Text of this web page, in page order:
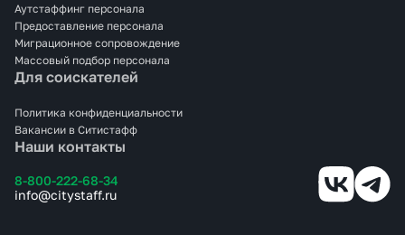
Наши контакты
8-800-222-68-34
info@citystaff.ru
Аутстаффинг персонала
Предоставление персонала
Миграционное сопровождение
Массовый подбор персонала
Для соискателей
Политика конфиденциальности
Вакансии в Ситистафф